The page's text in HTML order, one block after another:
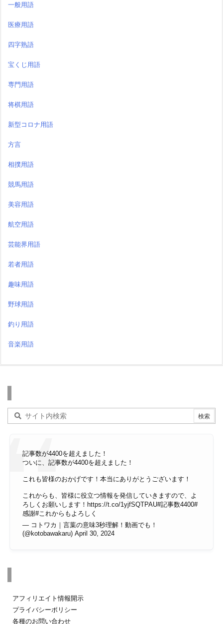
一般用語
医療用語
四字熟語
宝くじ用語
専門用語
将棋用語
新型コロナ用語
方言
相撲用語
競馬用語
美容用語
航空用語
芸能界用語
若者用語
趣味用語
野球用語
釣り用語
音楽用語
記事数が4400を超えました！
ついに、記事数が4400を超えました！
これも皆様のおかげです！本当にありがとうございます！
これからも、皆様に役立つ情報を発信していきますので、よ
ろしくお願いします！ https://t.co/1yjfSQTPAU#記事数4400#
感謝#これからもよろしく
— コトワカ｜言葉の意味3秒理解！動画でも！
(@kotobawakaru) April 30, 2024
アフィリエイト情報開示
プライバシーポリシー
各種のお問い合わせ